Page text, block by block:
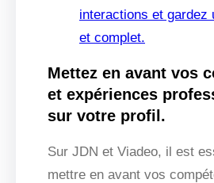
interactions et gardez
et complet.
Mettez en avant vos
et expériences
sur votre profil.
Sur JDN et Viadeo, il est
mettre en avant vos